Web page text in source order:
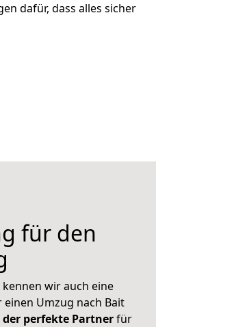
dafür, dass alles sicher
für den
wir auch eine
Umzug nach Bait
der perfekte Partnerfür